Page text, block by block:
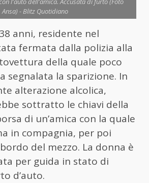
Ansa) - Blitz Quotidiano
anni, residente nel
fermata dalla polizia alla
della quale poco
segnalata la sparizione. In
alterazione alcolica,
sottratto le chiavi della
di un’amica con la quale
in compagnia, per poi
del mezzo. La donna è
per guida in stato di
d’auto.